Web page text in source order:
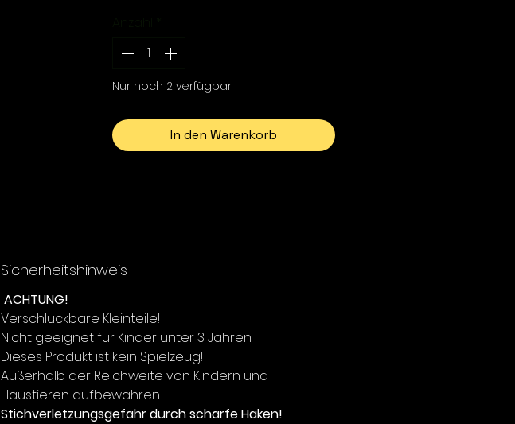
Nur noch 2 verfügbar
In den Warenkorb
Sicherheitshinweis
ACHTUNG!
Verschluckbare Kleinteile!
Nicht geeignet für Kinder unter 3 Jahren.
Dieses Produkt ist kein Spielzeug!
Außerhalb der Reichweite von Kindern und
Haustieren aufbewahren.
Stichverletzungsgefahr durch scharfe Haken!